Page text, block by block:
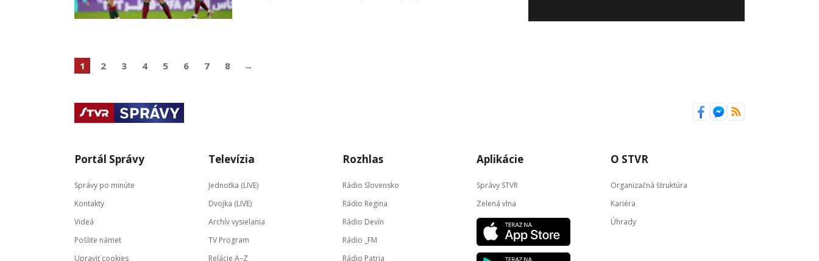
1 2 3 4 5 6 7 8 →
Portál Správy
Správy po minúte
Kontakty
Videá
Pošlite námet
Upraviť cookies
Televízia
Jednotka (LIVE)
Dvojka (LIVE)
Archív vysielania
TV Program
Relácie A–Z
Rozhlas
Rádio Slovensko
Rádio Regina
Rádio Devín
Rádio _FM
Rádio Patria
Aplikácie
Správy STVR
Zelená vlna
O STVR
Organizačná štruktúra
Kariéra
Úhrady